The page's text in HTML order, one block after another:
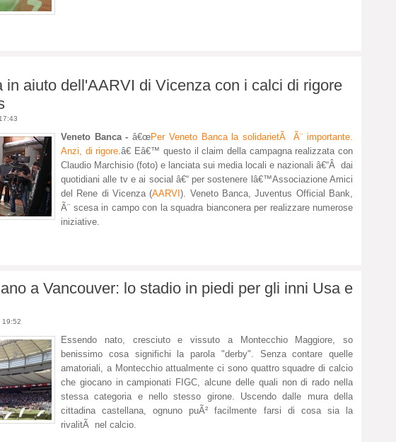
in aiuto dell'AARVI di Vicenza con i calci di rigore
Veneto Banca - â€œPer Veneto Banca la solidarietÃ Ã¨ importante.
Anzi, di rigore.â€ Eâ€™ questo il claim della campagna realizzata con
Claudio Marchisio (foto) e lanciata sui media locali e nazionali â€“Â dai
quotidiani alle tv e ai social â€“ per sostenere lâ€™Associazione Amici
del Rene di Vicenza (AARVI). Veneto Banca, Juventus Official Bank,
Ã¨ scesa in campo con la squadra bianconera per realizzare numerose
iniziative.
a Vancouver: lo stadio in piedi per gli inni Usa e
19:52
Essendo nato, cresciuto e vissuto a Montecchio Maggiore, so
benissimo cosa significhi la parola "derby". Senza contare quelle
amatoriali, a Montecchio attualmente ci sono quattro squadre di calcio
che giocano in campionati FIGC, alcune delle quali non di rado nella
stessa categoria e nello stesso girone. Uscendo dalle mura della
cittadina castellana, ognuno puÃ² facilmente farsi di cosa sia la
rivalitÃ nel calcio.